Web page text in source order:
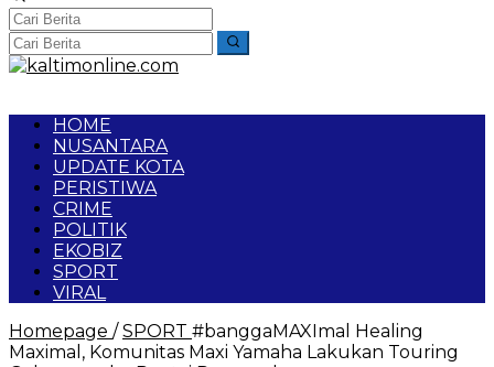
HOME
NUSANTARA
UPDATE KOTA
PERISTIWA
CRIME
POLITIK
EKOBIZ
SPORT
VIRAL
Homepage / SPORT #banggaMAXImal Healing
Maximal, Komunitas Maxi Yamaha Lakukan Touring